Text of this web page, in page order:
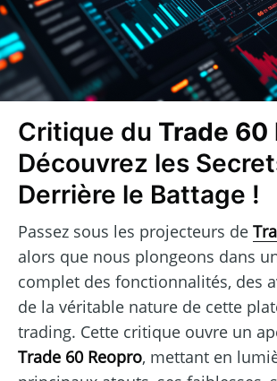
Critique du Trade 60
Découvrez les
Derrière le Battage !
Passez sous les projecteurs de
alors que nous plongeons dans
complet des fonctionnalités, des
de la véritable nature de cette
trading. Cette critique ouvre un
Trade 60 Reopro, mettant en